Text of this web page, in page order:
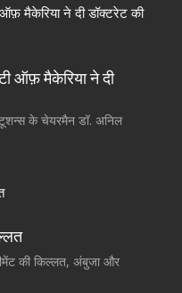
ऑफ़ मैकेरिया ने दी
के चेयरमैन डॉ. अनिल
की किल्लत, अंबुजा और